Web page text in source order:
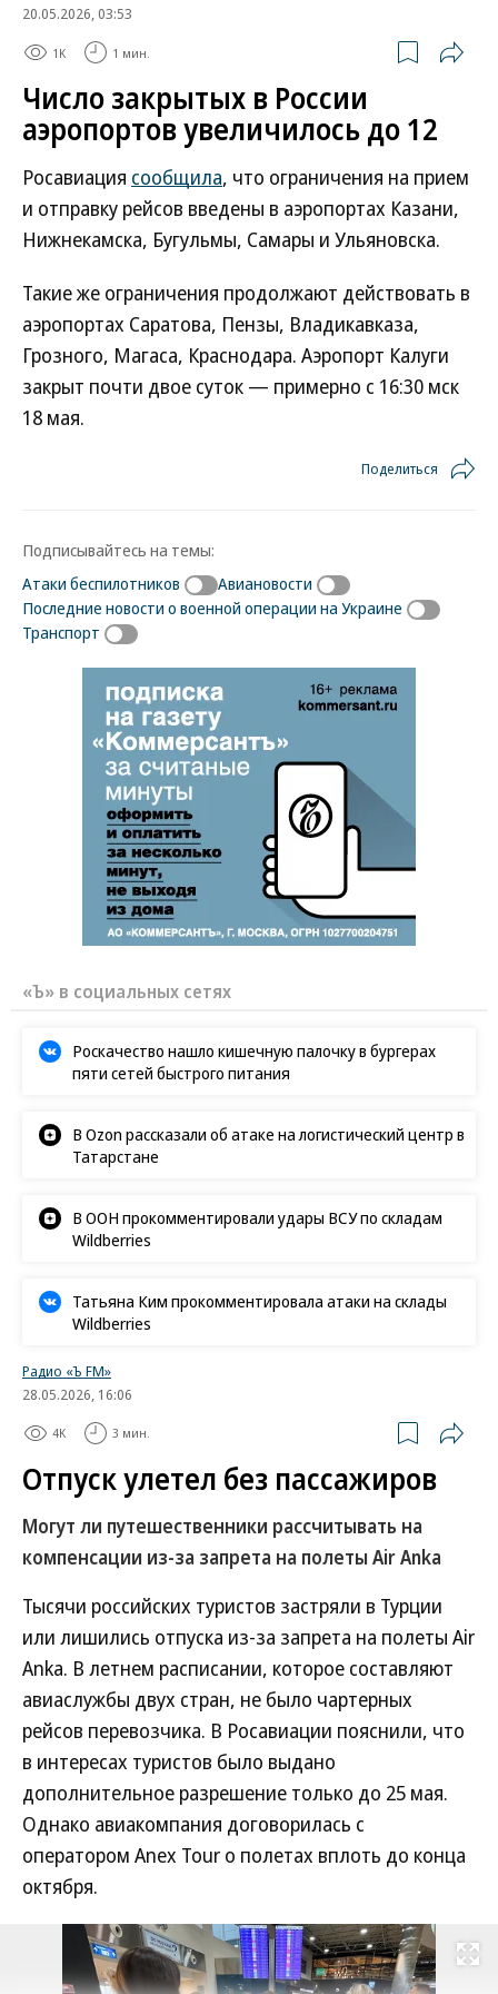
20.05.2026, 03:53
1K 1 мин.
Число закрытых в России
аэропортов увеличилось до 12
Росавиация сообщила, что ограничения на прием
и отправку рейсов введены в аэропортах Казани,
Нижнекамска, Бугульмы, Самары и Ульяновска.
Такие же ограничения продолжают действовать в
аэропортах Саратова, Пензы, Владикавказа,
Грозного, Магаса, Краснодара. Аэропорт Калуги
закрыт почти двое суток — примерно с 16:30 мск
18 мая.
Поделиться
Подписывайтесь на темы:
Атаки беспилотников
Авиановости
Последние новости о военной операции на Украине
Транспорт
«Ъ» в социальных сетях
Роскачество нашло кишечную палочку в бургерах
пяти сетей быстрого питания
В Ozon рассказали об атаке на логистический центр в
Татарстане
В ООН прокомментировали удары ВСУ по складам
Wildberries
Татьяна Ким прокомментировала атаки на склады
Wildberries
Радио «Ъ FM»
28.05.2026, 16:06
4K 3 мин.
Отпуск улетел без пассажиров
Могут ли путешественники рассчитывать на
компенсации из-за запрета на полеты Air Anka
Тысячи российских туристов застряли в Турции
или лишились отпуска из-за запрета на полеты Air
Anka. В летнем расписании, которое составляют
авиаслужбы двух стран, не было чартерных
рейсов перевозчика. В Росавиации пояснили, что
в интересах туристов было выдано
дополнительное разрешение только до 25 мая.
Однако авиакомпания договорилась с
оператором Anex Tour о полетах вплоть до конца
октября.
Развернуть